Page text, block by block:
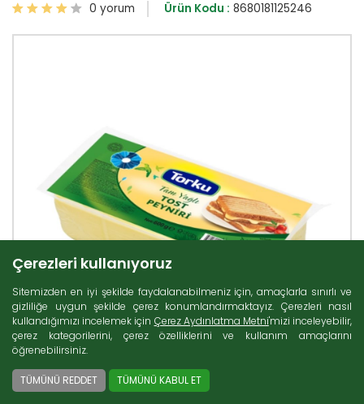
0 yorum Ürün Kodu : 8680181125246
Çerezleri kullanıyoruz
Sitemizden en iyi şekilde faydalanabilmeniz için, amaçlarla sınırlı ve
gizliliğe uygun şekilde çerez konumlandırmaktayız. Çerezleri nasıl
kullandığımızı incelemek için Çerez Aydınlatma Metni'mizi inceleyebilir,
çerez kategorilerini, çerez özelliklerini ve kullanım amaçlarını
öğrenebilirsiniz.
TÜMÜNÜ REDDET TÜMÜNÜ KABUL ET